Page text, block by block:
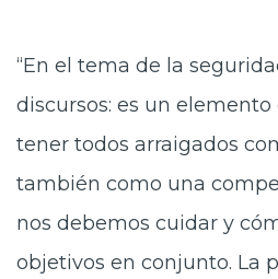
“En el tema de la
discursos: es un
tener todos arraigados
también como una
nos debemos cuidar y
objetivos en conjunto. La